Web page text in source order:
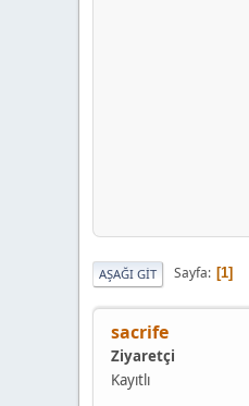
AŞAĞI GIT Sayfa 1
sacrife
Ziyaretçi
Kayıtlı